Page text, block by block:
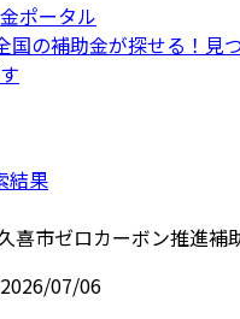
ポータル
国の補助金が探せる！見
結果
喜市ゼロカーボン推進補
07/06